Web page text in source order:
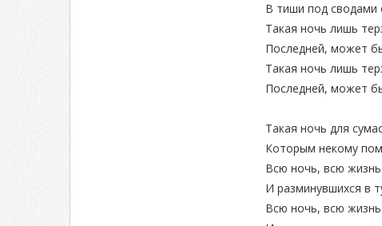
В тиши под сводами
Такая ночь лишь
Последней, может
Такая ночь лишь
Последней, может
Такая ночь для
Которым некому
Всю ночь, всю жизнь
И разминувшихся в
Всю ночь, всю жизнь